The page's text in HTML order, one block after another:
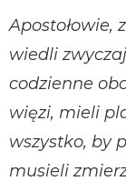
Apostołowie,
wiedli
codzienne
więzi, mieli
wszystko, by
musieli